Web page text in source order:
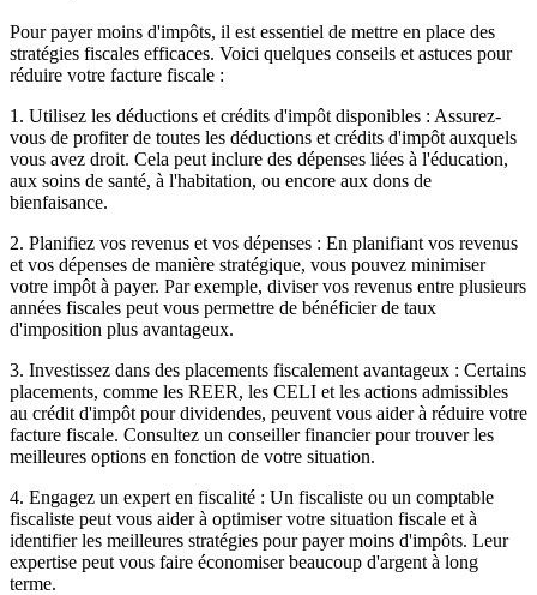
Pour payer moins d'impôts, il est essentiel de mettre en place des
stratégies fiscales efficaces. Voici quelques conseils et astuces pour
réduire votre facture fiscale :
1. Utilisez les déductions et crédits d'impôt disponibles : Assurez-
vous de profiter de toutes les déductions et crédits d'impôt auxquels
vous avez droit. Cela peut inclure des dépenses liées à l'éducation,
aux soins de santé, à l'habitation, ou encore aux dons de
bienfaisance.
2. Planifiez vos revenus et vos dépenses : En planifiant vos revenus
et vos dépenses de manière stratégique, vous pouvez minimiser
votre impôt à payer. Par exemple, diviser vos revenus entre plusieurs
années fiscales peut vous permettre de bénéficier de taux
d'imposition plus avantageux.
3. Investissez dans des placements fiscalement avantageux : Certains
placements, comme les REER, les CELI et les actions admissibles
au crédit d'impôt pour dividendes, peuvent vous aider à réduire votre
facture fiscale. Consultez un conseiller financier pour trouver les
meilleures options en fonction de votre situation.
4. Engagez un expert en fiscalité : Un fiscaliste ou un comptable
fiscaliste peut vous aider à optimiser votre situation fiscale et à
identifier les meilleures stratégies pour payer moins d'impôts. Leur
expertise peut vous faire économiser beaucoup d'argent à long
terme.